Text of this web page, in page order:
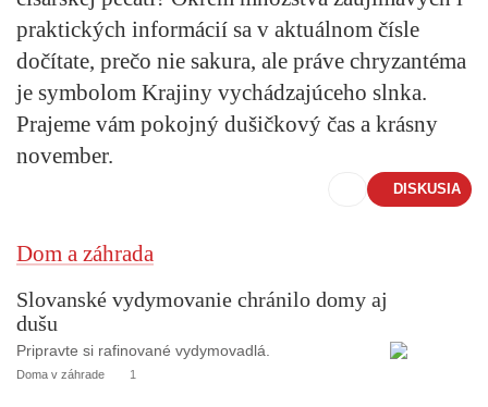
praktických informácií sa v aktuálnom čísle
dočítate, prečo nie sakura, ale práve chryzantéma
je symbolom Krajiny vychádzajúceho slnka.
Prajeme vám pokojný dušičkový čas a krásny
november.
DISKUSIA
Dom a záhrada
Slovanské vydymovanie chránilo domy aj
dušu
Pripravte si rafinované vydymovadlá.
Doma v záhrade 1